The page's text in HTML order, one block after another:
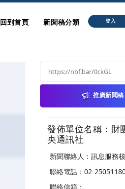
回到首頁 新聞稿分類 登入
推廣新聞稿
發佈單位名稱：財
央通訊社
新聞聯絡人：訊息服務
聯絡電話：02-
聯絡信箱：